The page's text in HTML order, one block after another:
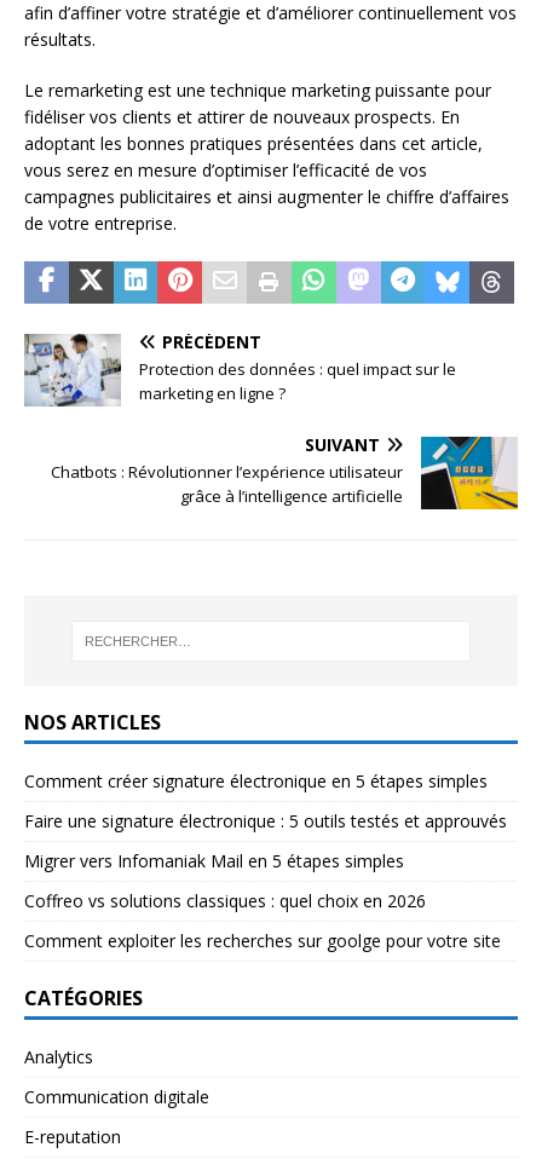
afin d’affiner votre stratégie et d’améliorer continuellement vos
résultats.
Le remarketing est une technique marketing puissante pour
fidéliser vos clients et attirer de nouveaux prospects. En
adoptant les bonnes pratiques présentées dans cet article,
vous serez en mesure d’optimiser l’efficacité de vos
campagnes publicitaires et ainsi augmenter le chiffre d’affaires
de votre entreprise.
PRÉCÉDENT
Protection des données : quel impact sur le
marketing en ligne ?
SUIVANT
Chatbots : Révolutionner l’expérience utilisateur
grâce à l’intelligence artificielle
NOS ARTICLES
Comment créer signature électronique en 5 étapes simples
Faire une signature électronique : 5 outils testés et approuvés
Migrer vers Infomaniak Mail en 5 étapes simples
Coffreo vs solutions classiques : quel choix en 2026
Comment exploiter les recherches sur goolge pour votre site
CATÉGORIES
Analytics
Communication digitale
E-reputation